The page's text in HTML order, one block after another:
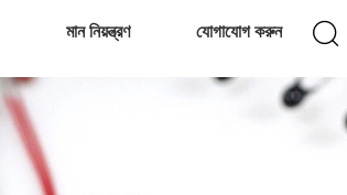
মান নিয়ন্ত্রণ যোগাযোগ করুন